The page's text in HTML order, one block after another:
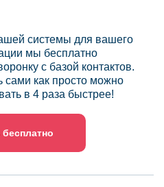
системы для вашего
мы бесплатно
с базой контактов.
сами как просто можно
в 4 раза быстрее!